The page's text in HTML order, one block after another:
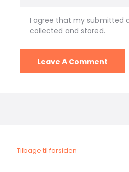
I agree that my submitted
collected and stored.
Tilbage til forsiden